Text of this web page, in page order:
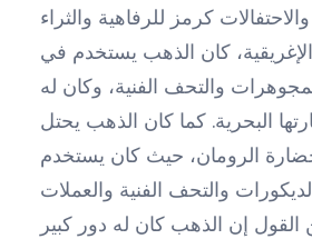
كان الذهب يستخدم في
والتحف الفنية، وكان له
البحرية. كما كان الذهب يحتل
الرومان، حيث كان يستخدم
إن الذهب كان له دور كبير